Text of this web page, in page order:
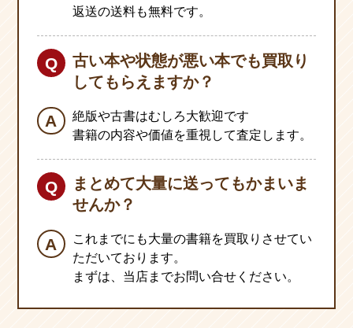
返送の送料も無料です。
古い本や状態が悪い本でも買取り
してもらえますか？
絶版や古書はむしろ大歓迎です
書籍の内容や価値を重視して査定します。
まとめて大量に送ってもかまいま
せんか？
これまでにも大量の書籍を買取りさせてい
ただいております。
まずは、当店までお問い合せください。